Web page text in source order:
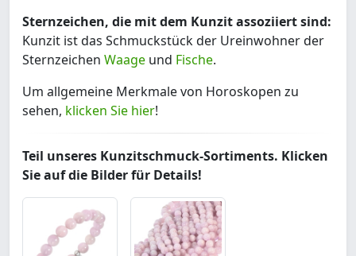
Sternzeichen, die mit dem Kunzit assoziiert sind:
Kunzit ist das Schmuckstück der Ureinwohner der
Sternzeichen Waage und Fische.
Um allgemeine Merkmale von Horoskopen zu
sehen, klicken Sie hier!
Teil unseres Kunzitschmuck-Sortiments. Klicken
Sie auf die Bilder für Details!